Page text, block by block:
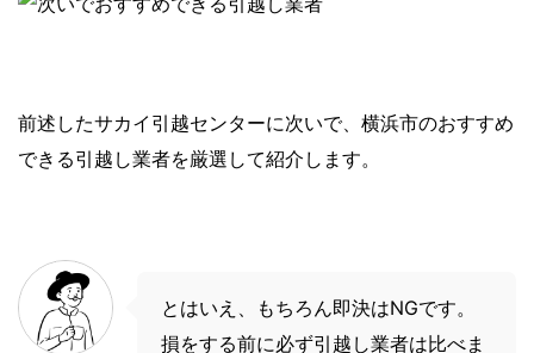
前述したサカイ引越センターに次いで、横浜市のおすすめ
できる引越し業者を厳選して紹介します。
とはいえ、もちろん即決はNGです。
損をする前に必ず引越し業者は比べま